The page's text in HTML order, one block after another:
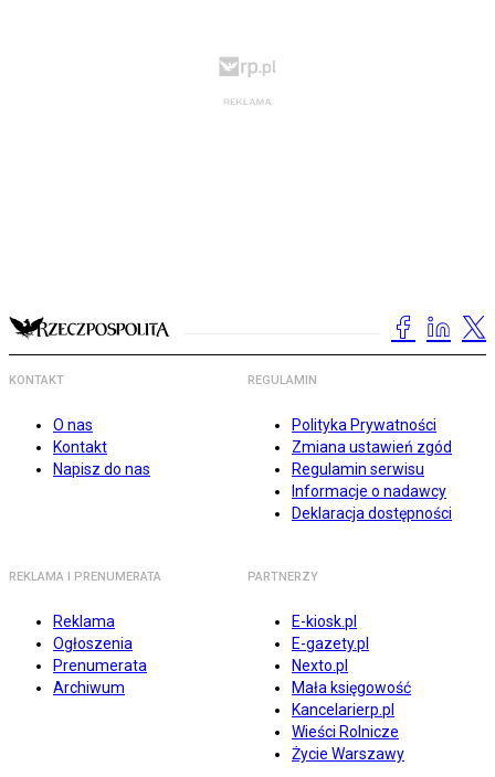
KONTAKT
O nas
Kontakt
Napisz do nas
REGULAMIN
Polityka Prywatności
Zmiana ustawień zgód
Regulamin serwisu
Informacje o nadawcy
Deklaracja dostępności
REKLAMA I PRENUMERATA
Reklama
Ogłoszenia
Prenumerata
Archiwum
PARTNERZY
E-kiosk.pl
E-gazety.pl
Nexto.pl
Mała księgowość
Kancelarierp.pl
Wieści Rolnicze
Życie Warszawy